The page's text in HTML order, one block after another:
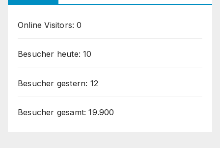
Online Visitors:0
Besucher heute:10
Besucher gestern: 12
Besucher gesamt:19.900